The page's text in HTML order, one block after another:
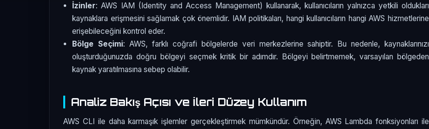
İzinler: AWS IAM (Identity and Access Management) kullanarak, kullanıcıların yalnızca yetkili oldukları
kaynaklara erişmesini sağlamak çok önemlidir. IAM politikaları, hangi kullanıcıların hangi AWS hizmetlerine
erişebileceğini kontrol eder.
Bölge Seçimi: AWS, farklı coğrafi bölgelerde veri merkezlerine sahiptir. Bu nedenle, kaynaklarınızı
oluşturduğunuzda doğru bölgeyi seçmek kritik bir adımdır. Bölgeyi belirtmemek, varsayılan bölgeden
kaynak yaratılmasına sebep olabilir.
Analiz Bakış Açısı ve İleri Düzey Kullanım
AWS CLI ile daha karmaşık işlemler gerçekleştirmek mümkündür. Örneğin, AWS Lambda fonksiyonları ile